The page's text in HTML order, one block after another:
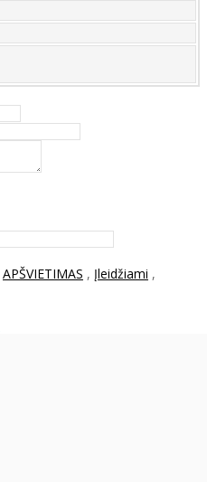
APŠVIETIMAS , Įleidžiami ,